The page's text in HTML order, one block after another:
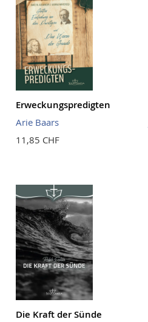
Erweckungspredigten
Arie Baars
11,85 CHF
Die Kraft der Sünde